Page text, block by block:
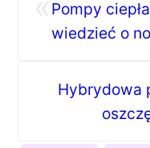
Pompy
wiedzieć o
Hybrydowa